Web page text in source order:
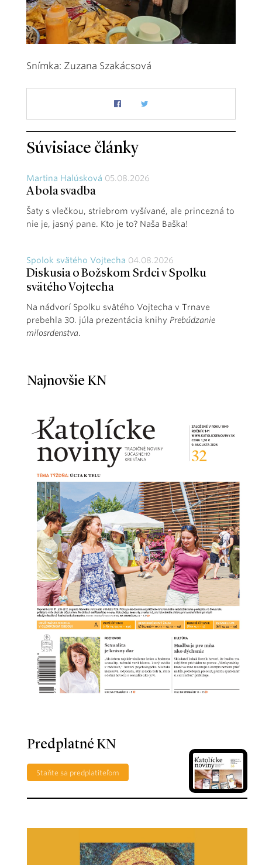
Snímka: Zuzana Szakácsová
Súvisiace články
Martina Halúsková 05.08.2026
A bola svadba
Šaty s vlečkou, striebrom vyšívané, ale princezná to
nie je, jasný pane. Kto je to? Naša Baška!
Spolok svätého Vojtecha 04.08.2026
Diskusia o Božskom Srdci v Spolku
svätého Vojtecha
Na nádvorí Spolku svätého Vojtecha v Trnave
prebehla 30. júla prezentácia knihy Prebúdzanie
milosrdenstva.
Najnovšie KN
Predplatné KN
Staňte sa predplatiteľom